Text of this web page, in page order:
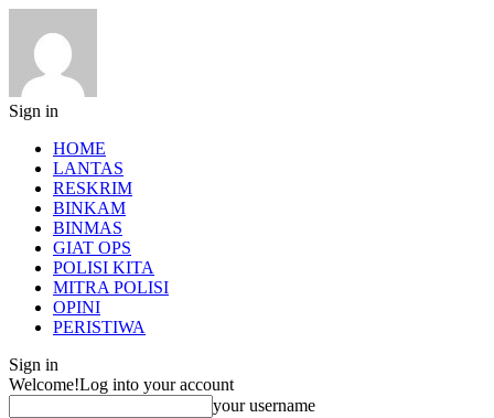
Sign in
HOME
LANTAS
RESKRIM
BINKAM
BINMAS
GIAT OPS
POLISI KITA
MITRA POLISI
OPINI
PERISTIWA
Sign in
Welcome!Log into your account
your username